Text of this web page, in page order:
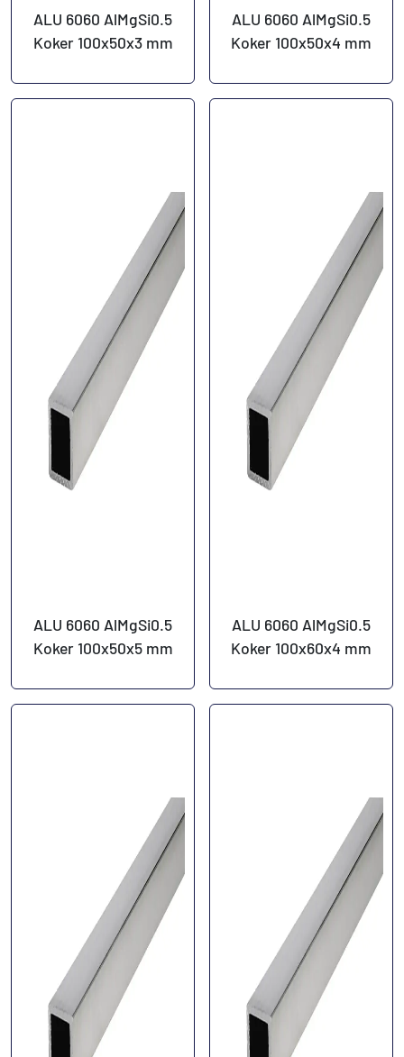
ALU 6060 AlMgSi0.5
Koker 100x50x3 mm
ALU 6060 AlMgSi0.5
Koker 100x50x4 mm
ALU 6060 AlMgSi0.5
Koker 100x50x5 mm
ALU 6060 AlMgSi0.5
Koker 100x60x4 mm